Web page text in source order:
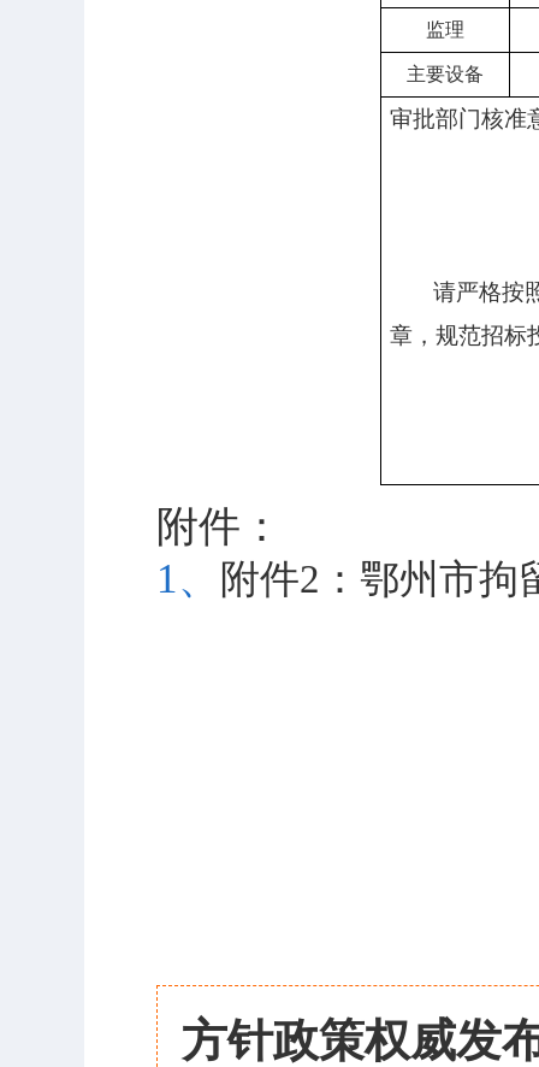
监理
主要设备
审批部门核准
请严格按
章，规范招标
附件：
1、
附件2：鄂州市拘
方针政策权威发